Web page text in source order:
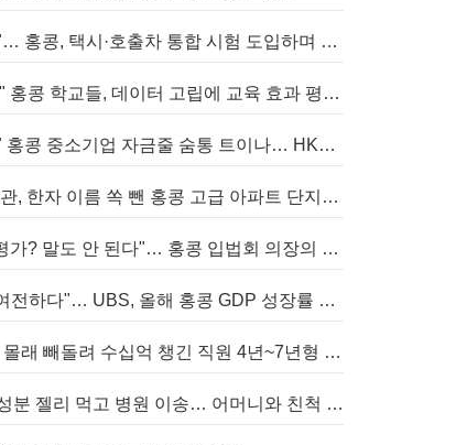
[홍콩사회] "네비만 믿다간 큰일"… 홍콩, 택시·호출차 통합 시험 도입하며 규제 본격화
[홍콩교육] "AI 도구 난립의 역습" 홍콩 학교들, 데이터 고립에 교육 효과 평가 비상
[홍콩금융] "은행 문턱 낮아졌다" 홍콩 중소기업 자금줄 숨통 트이나… HKMA "2분기 신용 조건 안정적"
[홍콩부동산] 렁춘잉 전 행정장관, 한자 이름 쏙 뺀 홍콩 고급 아파트 단지들에 쓴소리
[홍콩정치] "의원 발언 횟수로 평가? 말도 안 된다"… 홍콩 입법회 의장의 일침
[홍콩경제] "홍콩 성장 가능성 여전하다"… UBS, 올해 홍콩 GDP 성장률 전망치 4.5%로 대폭 상향
[홍콩뉴스] 샤넬 명품 700여 개 몰래 빼돌려 수십억 챙긴 직원 4년~7년형 선고
[홍콩뉴스] 어린 두 자녀, 마약 성분 젤리 먹고 병원 이송… 어머니와 친척 체포